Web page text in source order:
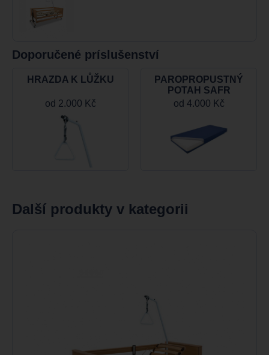
Doporučené príslušenství
HRAZDA K LŮŽKU
od 2.000 Kč
PAROPROPUSTNÝ
POTAH SAFR
od 4.000 Kč
Další produkty v kategorii